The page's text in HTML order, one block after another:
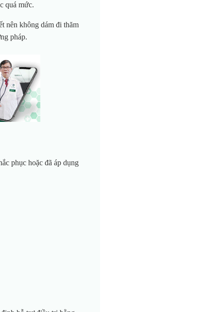
quá mức.
nên không dám đi thăm
pháp.
phục hoặc đã áp dụng